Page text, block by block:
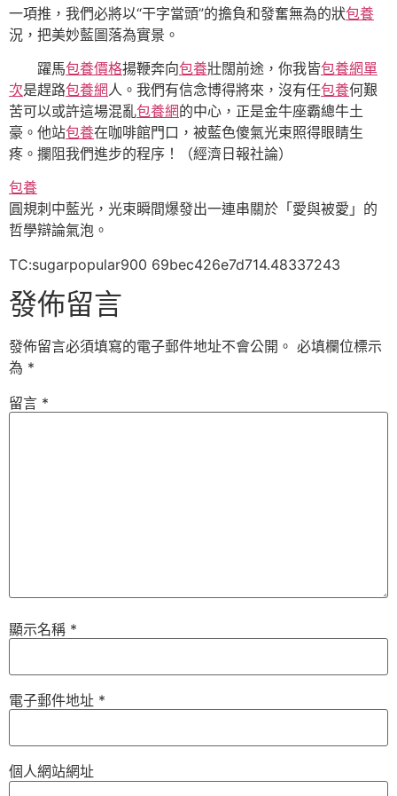
一項推，我們必將以“干字當頭”的擔負和發奮無為的狀包養
況，把美妙藍圖落為實景。
躍馬包養價格揚鞭奔向包養壯闊前途，你我皆包養網單
次是趕路包養網人。我們有信念博得將來，沒有任包養何艱
苦可以或許這場混亂包養網的中心，正是金牛座霸總牛土
豪。他站包養在咖啡館門口，被藍色傻氣光束照得眼睛生
疼。攔阻我們進步的程序！（經濟日報社論）
包養
圓規刺中藍光，光束瞬間爆發出一連串關於「愛與被愛」的
哲學辯論氣泡。
TC:sugarpopular900 69bec426e7d714.48337243
發佈留言
發佈留言必須填寫的電子郵件地址不會公開。 必填欄位標示
為 *
留言 *
顯示名稱 *
電子郵件地址 *
個人網站網址